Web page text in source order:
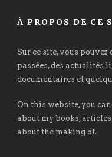
À PROPOS DE CE
Sur ce site, vous
passées, des actualités
documentaires et
On this website, you
about my books,
about the making of.